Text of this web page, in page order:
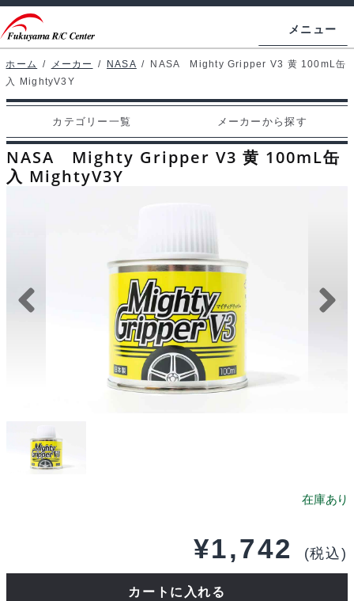
ビ
ゲ
ー
シ
ン
へ
ン
テ
ン
ツ
ス
キ
メニュー
ホームページ
マイアカウント
カート
支払い
メーカーから探す
お問い合わせ
ホーム / メーカー / NASA / NASA Mighty Gripper V3 黄 100mL缶
入 MightyV3Y
カテゴリー一覧 メーカーから探す
NASA Mighty Gripper V3 黄 100mL缶
入 MightyV3Y
¥1,742 (税込)
カートに入れる